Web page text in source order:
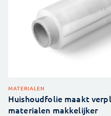
MATERIALEN
Huishoudfolie maakt
materialen makkelijker